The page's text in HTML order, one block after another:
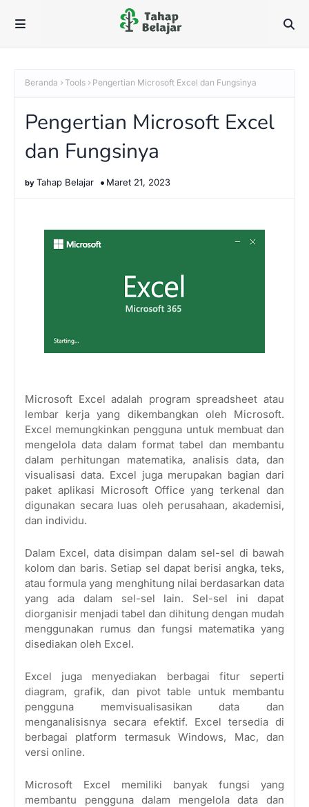
Beranda Tools Pengertian Microsoft Excel dan Fungsinya
Pengertian Microsoft Excel
dan Fungsinya
Tahap Belajar Maret 21, 2023
Microsoft Excel adalah program spreadsheet atau
lembar kerja yang dikembangkan oleh Microsoft.
Excel memungkinkan pengguna untuk membuat dan
mengelola data dalam format tabel dan membantu
dalam perhitungan matematika, analisis data, dan
visualisasi data. Excel juga merupakan bagian dari
paket aplikasi Microsoft Office yang terkenal dan
digunakan secara luas oleh perusahaan, akademisi,
dan individu.
Dalam Excel, data disimpan dalam sel-sel di bawah
kolom dan baris. Setiap sel dapat berisi angka, teks,
atau formula yang menghitung nilai berdasarkan data
yang ada dalam sel-sel lain. Sel-sel ini dapat
diorganisir menjadi tabel dan dihitung dengan mudah
menggunakan rumus dan fungsi matematika yang
disediakan oleh Excel.
Excel juga menyediakan berbagai fitur seperti
diagram, grafik, dan pivot table untuk membantu
pengguna memvisualisasikan data dan
menganalisisnya secara efektif. Excel tersedia di
berbagai platform termasuk Windows, Mac, dan
versi online.
Microsoft Excel memiliki banyak fungsi yang
membantu pengguna dalam mengelola data dan